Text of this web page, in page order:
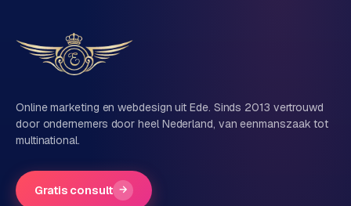
Vertel ons over je project
Naam
Bedrijfsnaam
Online marketing en webdesign uit Ede. Sinds 2013 vertrouwd
door ondernemers door heel Nederland, van eenmanszaak tot
multinational.
Gratis consult →